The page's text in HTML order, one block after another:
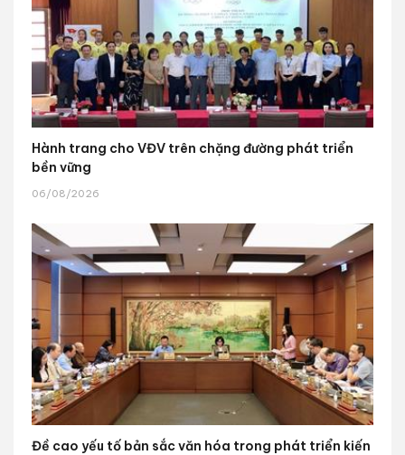
Hành trang cho VĐV trên chặng đường phát triển
bền vững
06/08/2026
Đề cao yếu tố bản sắc văn hóa trong phát triển kiến